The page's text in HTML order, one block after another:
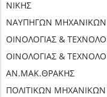
ΝΙΚΗΣ
ΝΑΥΠΗΓΩΝ
ΟΙΝΟΛΟΓΙΑΣ &
ΟΙΝΟΛΟΓΙΑΣ &
ΑΝ.ΜΑΚ.ΘΡΑΚΗΣ
ΠΟΛΙΤΙΚΩΝ